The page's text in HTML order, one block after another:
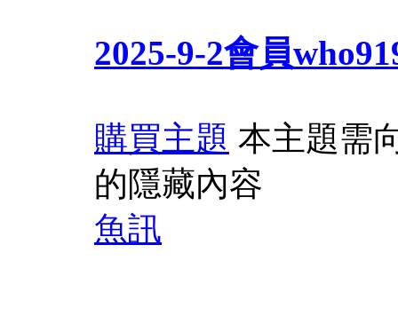
2025-9-2會員
購買主題 本主題需
的隱藏內容
魚訊